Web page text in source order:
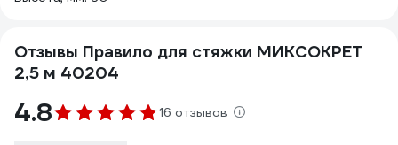
Отзывы Правило для стяжки МИКСОКРЕТ
2,5 м 40204
4.8 16 отзывов